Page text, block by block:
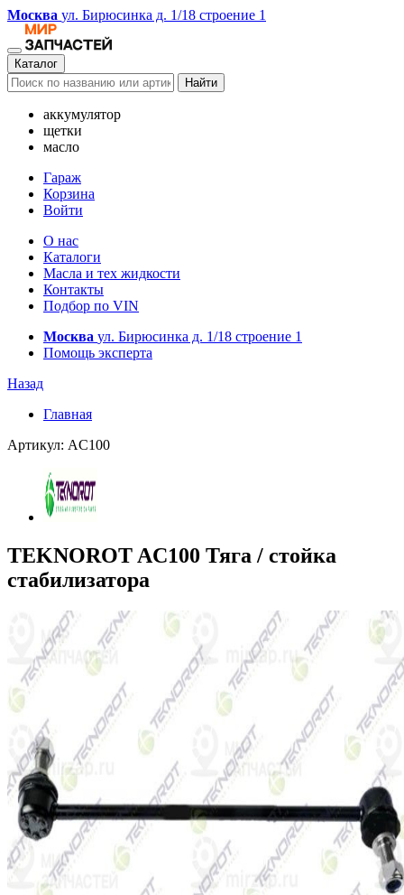
Москва ул. Бирюсинка д. 1/18 строение 1
Каталог
Найти
аккумулятор
щетки
масло
Гараж
Корзина
Войти
О нас
Каталоги
Масла и тех жидкости
Контакты
Подбор по VIN
Москва ул. Бирюсинка д. 1/18 строение 1
Помощь эксперта
Назад
Главная
Артикул: AC100
TEKNOROT AC100 Тяга / стойка
стабилизатора